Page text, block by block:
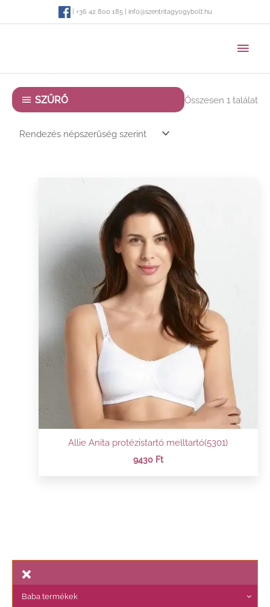
| +36 42 800 185 | info@szentritagyogybolt.hu
Baba termékek
SZŰRŐ Összesen 1 találat
Allie Anita protézistartó melltartó(5301)
9430 Ft